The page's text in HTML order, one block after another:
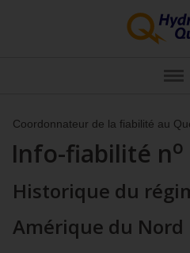
Coordonnateur de la fiabilité au
Info-fiabilité no
Historique du
Amérique du Nord